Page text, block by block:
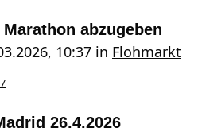
abzugeben
10:37 in Flohmarkt
26.4.2026